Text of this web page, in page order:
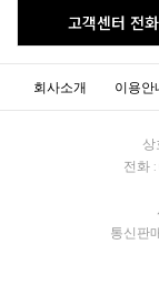
고객센터 전
회사소개 이용안
전화
통신판